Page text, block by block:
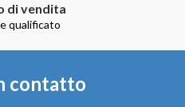
di vendita
qualificato
contatto